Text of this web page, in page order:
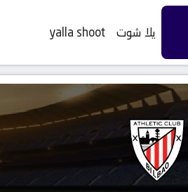
يلا شوت yalla shoot